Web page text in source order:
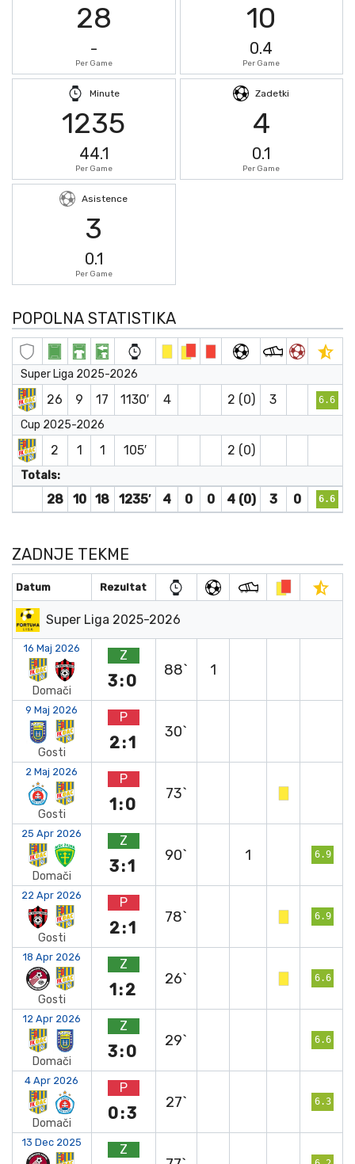
28
-
Per Game
10
0.4
Per Game
Minute
1235
44.1
Per Game
Zadetki
4
0.1
Per Game
Asistence
3
0.1
Per Game
POPOLNA STATISTIKA
Super Liga 2025-2026
26 9 17 1130′ 4 2 (0) 3 6.6
Cup 2025-2026
2 1 1 105′ 2 (0)
Totals:
28 10 18 1235′ 4 0 0 4 (0) 3 0 6.6
ZADNJE TEKME
Datum Rezultat
Super Liga 2025-2026
16 Maj 2026
Domači
Z
3:0
88` 1
9 Maj 2026
Gosti
P
2:1
30`
2 Maj 2026
Gosti
P
1:0
73`
25 Apr 2026
Domači
Z
3:1
90` 1 6.9
22 Apr 2026
Gosti
P
2:1
78` 6.9
18 Apr 2026
Gosti
Z
1:2
26` 6.6
12 Apr 2026
Domači
Z
3:0
29` 6.6
4 Apr 2026
Domači
P
0:3
27` 6.3
13 Dec 2025 Z